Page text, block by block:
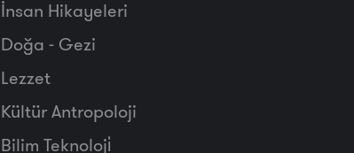
İnsan Hikayeleri
Doğa - Gezi
Lezzet
Kültür Antropoloji
Bilim Teknoloji̇